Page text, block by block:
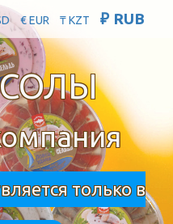
€ EUR ₸ KZT ₽ RUB
только в